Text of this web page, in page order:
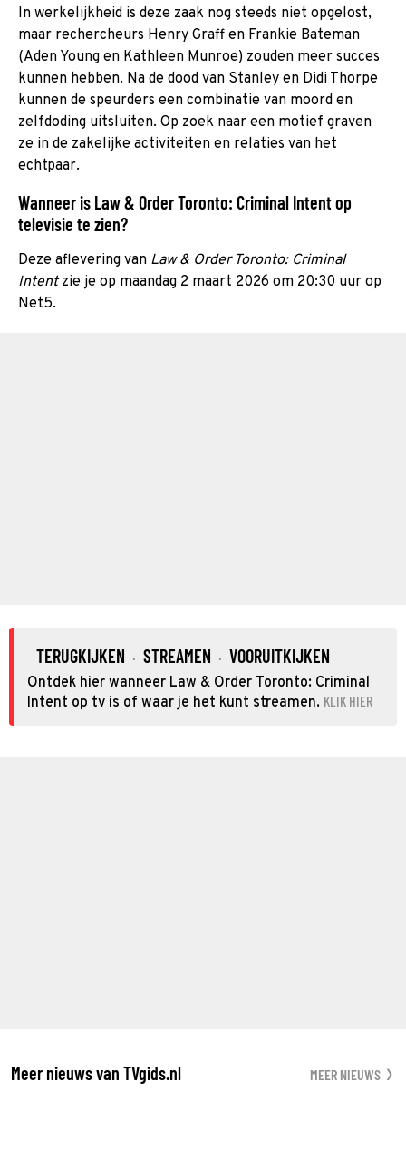
In werkelijkheid is deze zaak nog steeds niet opgelost,
maar rechercheurs Henry Graff en Frankie Bateman
(Aden Young en Kathleen Munroe) zouden meer succes
kunnen hebben. Na de dood van Stanley en Didi Thorpe
kunnen de speurders een combinatie van moord en
zelfdoding uitsluiten. Op zoek naar een motief graven
ze in de zakelijke activiteiten en relaties van het
echtpaar.
Wanneer is Law & Order Toronto: Criminal Intent op
televisie te zien?
Deze aflevering van Law & Order Toronto: Criminal
Intentzie je op maandag 2 maart 2026 om 20:30 uur op
Net5.
TERUGKIJKEN · STREAMEN · VOORUITKIJKEN
Ontdek hier wanneer Law & Order Toronto: Criminal
Intent op tv is of waar je het kunt streamen. KLIK HIER
Meer nieuws van TVgids.nl MEER NIEUWS